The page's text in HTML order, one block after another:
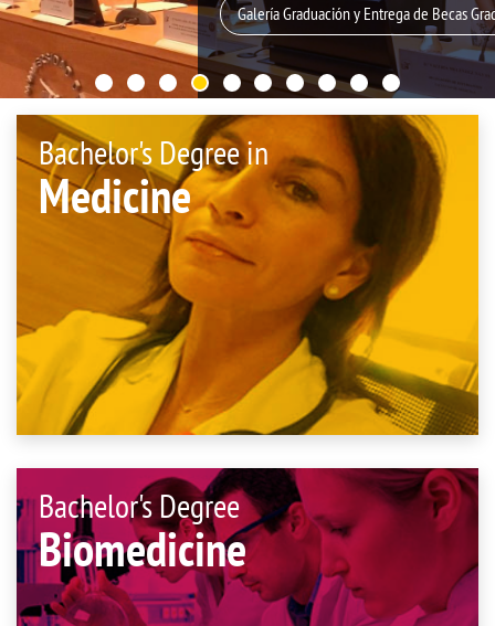
Galería Graduación y Entrega de Becas
Bachelor's Degree in
Medicine
Bachelor's Degree
Biomedicine